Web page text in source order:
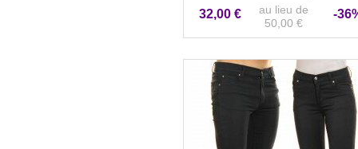
32,00 €
au lieu de
50,00 €
-